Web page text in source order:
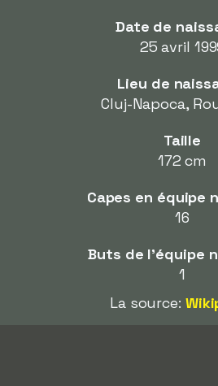
Date de
25 avril
Lieu de
Cluj-Napoca,
Taille
172 cm
Capes en équipe
16
Buts de l'équipe
1
La source: